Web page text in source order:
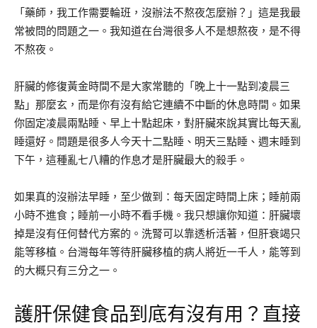
「藥師，我工作需要輪班，沒辦法不熬夜怎麼辦？」這是我最
常被問的問題之一。我知道在台灣很多人不是想熬夜，是不得
不熬夜。
肝臟的修復黃金時間不是大家常聽的「晚上十一點到凌晨三
點」那麼玄，而是你有沒有給它連續不中斷的休息時間。如果
你固定凌晨兩點睡、早上十點起床，對肝臟來說其實比每天亂
睡還好。問題是很多人今天十二點睡、明天三點睡、週末睡到
下午，這種亂七八糟的作息才是肝臟最大的殺手。
如果真的沒辦法早睡，至少做到：每天固定時間上床；睡前兩
小時不進食；睡前一小時不看手機。我只想讓你知道：肝臟壞
掉是沒有任何替代方案的。洗腎可以靠透析活著，但肝衰竭只
能等移植。台灣每年等待肝臟移植的病人將近一千人，能等到
的大概只有三分之一。
護肝保健食品到底有沒有用？直接